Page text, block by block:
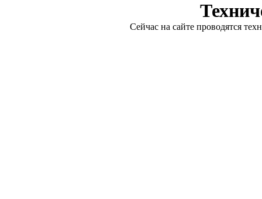
Сейчас на сайте проводятся